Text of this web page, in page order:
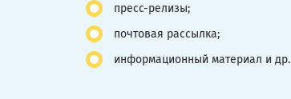
пресс-релизы;
почтовая рассылка;
информационный материал и др.